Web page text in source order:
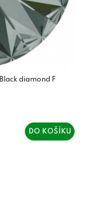
diamond F
DO KOŠÍKU